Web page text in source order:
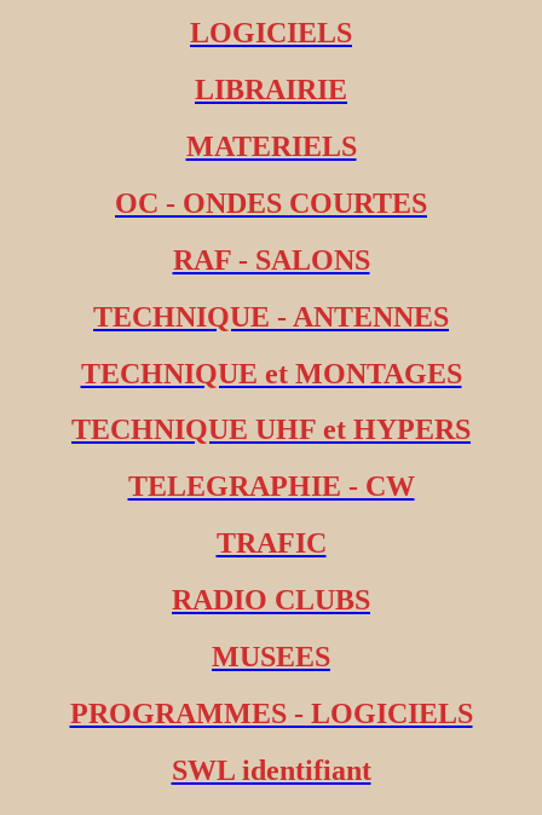
LOGICIELS
LIBRAIRIE
MATERIELS
OC - ONDES COURTES
RAF - SALONS
TECHNIQUE - ANTENNES
TECHNIQUE et MONTAGES
TECHNIQUE UHF et HYPERS
TELEGRAPHIE - CW
TRAFIC
RADIO CLUBS
MUSEES
PROGRAMMES - LOGICIELS
SWL identifiant